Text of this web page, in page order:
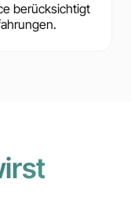
berücksichtigt